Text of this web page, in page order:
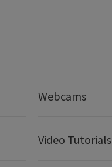
Webcams
Video Tutorials